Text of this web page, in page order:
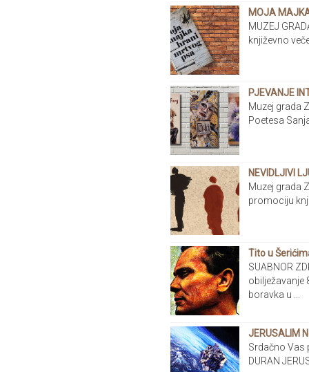
MOJA
MUZEJ
književno
PJEVANJE
Muzej grada
Poetesa
NEVIDLJIVI
Muzej grada
promociju
Tito u
SUABNOR
obilježavanje
boravka u ...
JERUSALIM
Srdačno Vas
DURAN